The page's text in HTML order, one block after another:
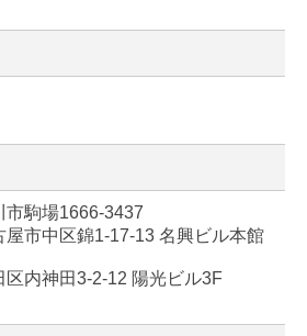
市駒場1666-3437
市中区錦1-17-13 名興ビル本館
内神田3-2-12 陽光ビル3F